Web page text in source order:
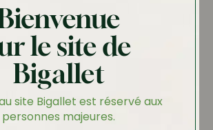
le site de
Bigallet
site Bigallet est réservé aux
personnes majeures.
effectuées sur notre boutique
à la commande qu’en euros
ou chèque. Les produits demeurent
jusqu’au complet paiement du
cas de non paiement ou de refus
paiement de la part des organismes